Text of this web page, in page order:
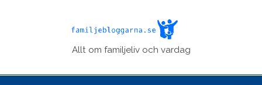
Allt om familjeliv och vardag